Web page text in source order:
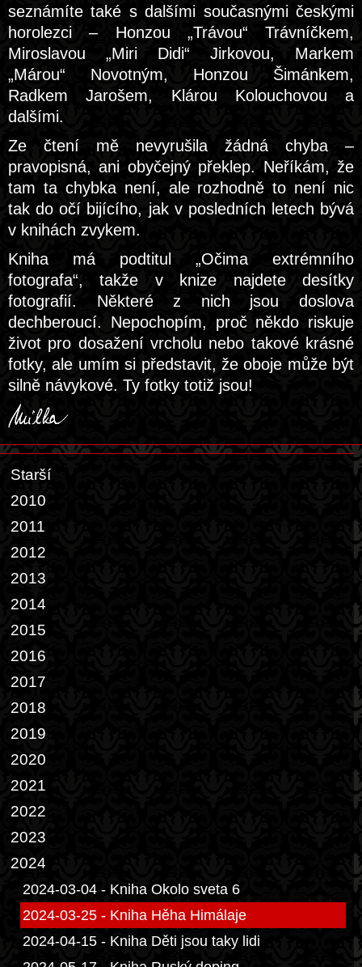
seznámíte také s dalšími současnými českými
horolezci – Honzou „Trávou“ Trávníčkem,
Miroslavou „Miri Didi“ Jirkovou, Markem
„Márou“ Novotným, Honzou Šimánkem,
Radkem Jarošem, Klárou Kolouchovou a
dalšími.
Ze čtení mě nevyrušila žádná chyba –
pravopisná, ani obyčejný překlep. Neříkám, že
tam ta chybka není, ale rozhodně to není nic
tak do očí bijícího, jak v posledních letech bývá
v knihách zvykem.
Kniha má podtitul „Očima extrémního
fotografa“, takže v knize najdete desítky
fotografií. Některé z nich jsou doslova
dechberoucí. Nepochopím, proč někdo riskuje
život pro dosažení vrcholu nebo takové krásné
fotky, ale umím si představit, že oboje může být
silně návykové. Ty fotky totiž jsou!
Starší
2010
2011
2012
2013
2014
2015
2016
2017
2018
2019
2020
2021
2022
2023
2024
2024-03-04 - Kniha Okolo sveta 6
2024-03-25 - Kniha Hěha Himálaje
2024-04-15 - Kniha Děti jsou taky lidi